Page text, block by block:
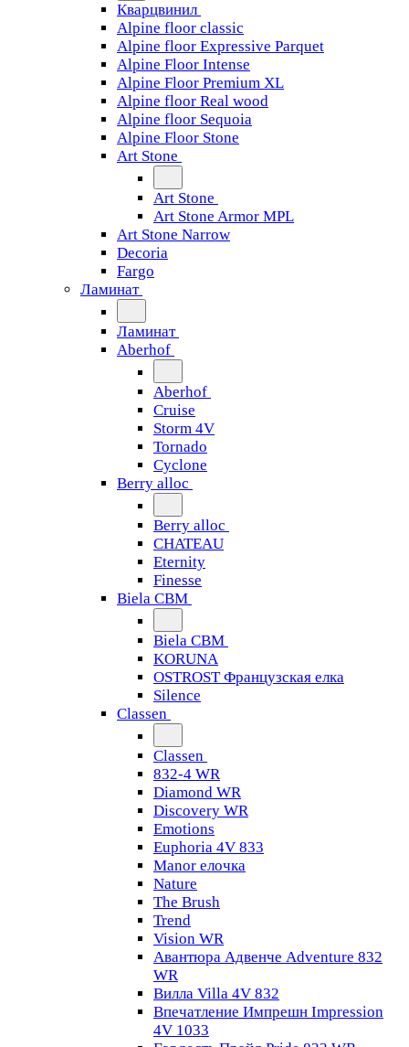
Кварцвинил
Alpine floor classic
Alpine floor Expressive Parquet
Alpine Floor Intense
Alpine Floor Premium XL
Alpine floor Real wood
Alpine floor Sequoia
Alpine Floor Stone
Art Stone
Art Stone
Art Stone Armor MPL
Art Stone Narrow
Decoria
Fargo
Ламинат
Ламинат
Aberhof
Aberhof
Cruise
Storm 4V
Tornado
Сyclone
Berry alloc
Berry alloc
CHATEAU
Eternity
Finesse
Biela CBM
Biela CBM
KORUNA
OSTROST Французская елка
Silence
Classen
Classen
832-4 WR
Diamond WR
Discovery WR
Emotions
Euphoria 4V 833
Manor елочка
Nature
The Brush
Trend
Vision WR
Авантюра Адвенче Adventure 832
WR
Вилла Villa 4V 832
Впечатление Импрешн Impression
4V 1033